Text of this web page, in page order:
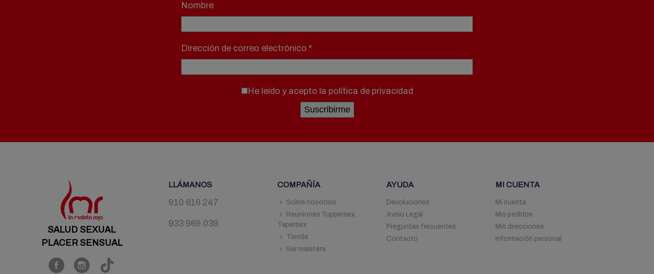
Nombre
Dirección de correo electrónico *
He leído y acepto la política de privacidad
SALUD SEXUAL
PLACER SENSUAL
LLÁMANOS
910 616 247
933 969 039
COMPAÑÍA
Sobre nosotros
Reuniones Tuppersex,
Tapersex
Tienda
Ser maletera
AYUDA
Devoluciones
Aviso Legal
Preguntas frecuentes
Contacto
MI CUENTA
Mi cuenta
Mis pedidos
Mis direcciones
Información personal